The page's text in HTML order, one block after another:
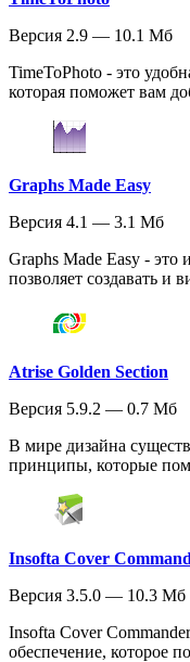
Версия 2.9 — 10.1 Мб
TimeToPhoto - это
которая поможет вам
Graphs Made Easy
Версия 4.1 — 3.1 Мб
Graphs Made Easy - это
позволяет создавать и
Atrise Golden Section
Версия 5.9.2 — 0.7 Мб
В мире дизайна
принципы, которые
Insofta Cover
Версия 3.5.0 — 10.3 Мб
Insofta Cover
обеспечение, которое